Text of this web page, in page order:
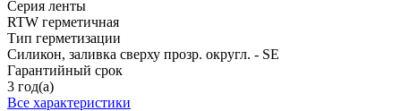
Серия ленты
RTW герметичная
Тип герметизации
Силикон, заливка сверху прозр. округл. - SE
Гарантийный срок
3 год(а)
Все характеристики